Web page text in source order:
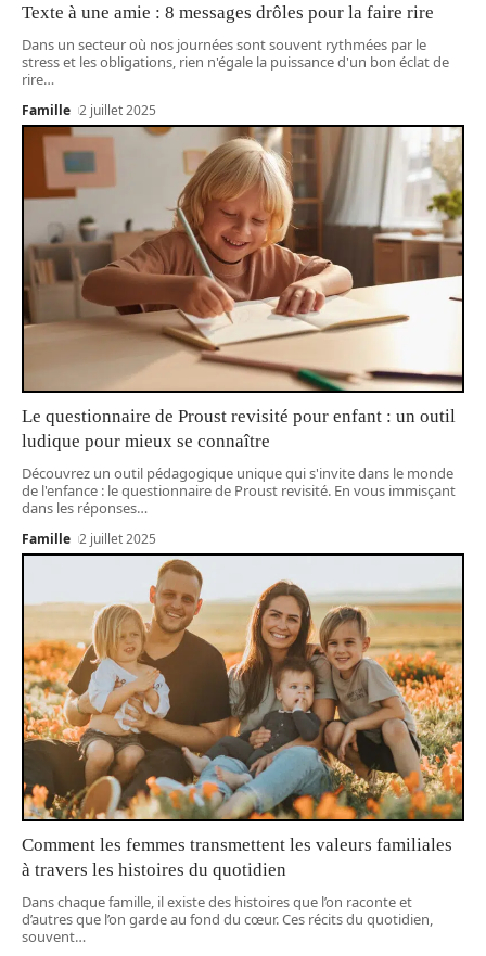
Texte à une amie : 8 messages drôles pour la faire rire
Dans un secteur où nos journées sont souvent rythmées par le
stress et les obligations, rien n'égale la puissance d'un bon éclat de
rire…
Famille 2 juillet 2025
Le questionnaire de Proust revisité pour enfant : un outil
ludique pour mieux se connaître
Découvrez un outil pédagogique unique qui s'invite dans le monde
de l'enfance : le questionnaire de Proust revisité. En vous immisçant
dans les réponses…
Famille 2 juillet 2025
Comment les femmes transmettent les valeurs familiales
à travers les histoires du quotidien
Dans chaque famille, il existe des histoires que l’on raconte et
d’autres que l’on garde au fond du cœur. Ces récits du quotidien,
souvent…